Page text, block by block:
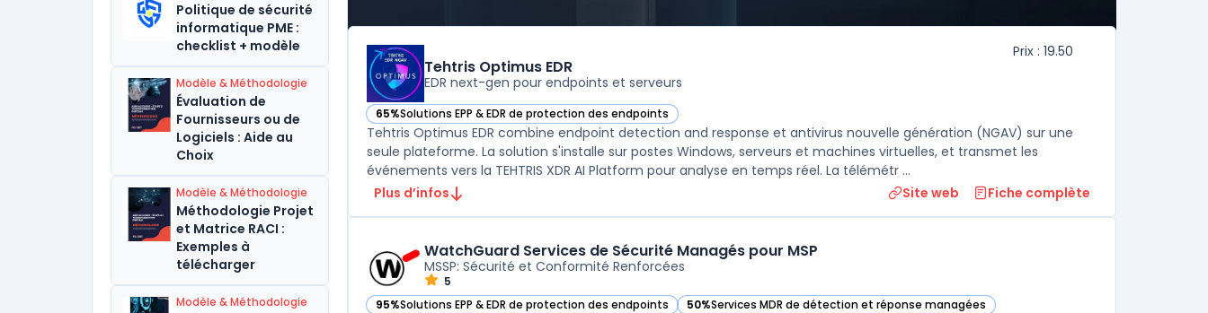
Politique de sécurité
informatique PME :
checklist + modèle
Modèle & Méthodologie
Évaluation de
Fournisseurs ou de
Logiciels : Aide au
Choix
Modèle & Méthodologie
Méthodologie Projet
et Matrice RACI :
Exemples à
télécharger
Modèle & Méthodologie
Tehtris Optimus EDR
EDR next-gen pour endpoints et serveurs
Prix : 19.50
65%Solutions EPP & EDR de protection des endpoints
— voir Tehtris Optimus EDR dans cette catégorie
Tehtris Optimus EDR combine endpoint detection and response et antivirus nouvelle génération (NGAV) sur une
seule plateforme. La solution s'installe sur postes Windows, serveurs et machines virtuelles, et transmet les
événements vers la TEHTRIS XDR AI Platform pour analyse en temps réel. La télémétr ...
Plus d’infos
Site web Fiche complète
WatchGuard Services de Sécurité Managés pour MSP
MSSP: Sécurité et Conformité Renforcées
5
95%Solutions EPP & EDR de protection des endpoints 50%Services MDR de détection et réponse managées